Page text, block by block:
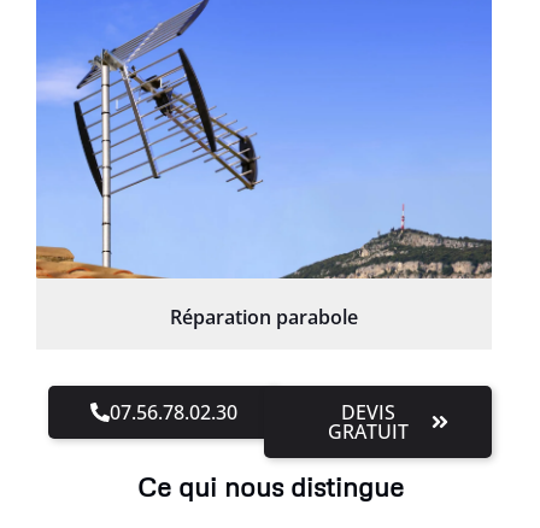
Réparation parabole
07.56.78.02.30 DEVIS
GRATUIT
Ce qui nous distingue